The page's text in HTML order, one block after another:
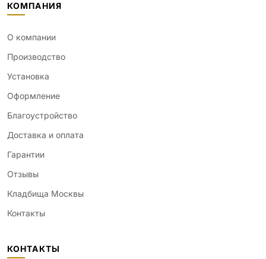
КОМПАНИЯ
О компании
Производство
Установка
Оформление
Благоустройство
Доставка и оплата
Гарантии
Отзывы
Кладбища Москвы
Контакты
КОНТАКТЫ